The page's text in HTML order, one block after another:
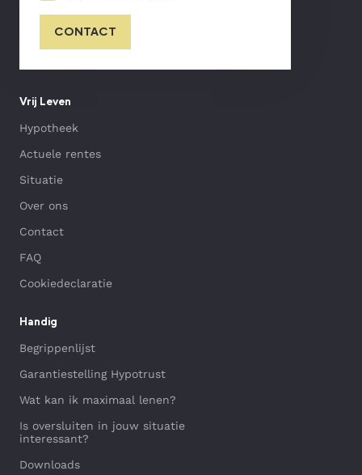
Vrij Leven
Hypotheek
Actuele rentes
Situatie
Over ons
Contact
FAQ
Cookiedeclaratie
Handig
Begrippenlijst
Garantiestelling Hypotrust
Wat kan ik maximaal lenen?
Is oversluiten in jouw situatie
interessant?
Downloads
CONTACT